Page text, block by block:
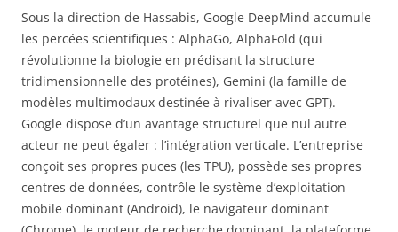
Sous la direction de Hassabis, Google DeepMind accumule
les percées scientifiques : AlphaGo, AlphaFold (qui
révolutionne la biologie en prédisant la structure
tridimensionnelle des protéines), Gemini (la famille de
modèles multimodaux destinée à rivaliser avec GPT).
Google dispose d’un avantage structurel que nul autre
acteur ne peut égaler : l’intégration verticale. L’entreprise
conçoit ses propres puces (les TPU), possède ses propres
centres de données, contrôle le système d’exploitation
mobile dominant (Android), le navigateur dominant